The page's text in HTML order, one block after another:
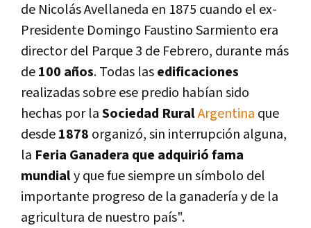
de Nicolás Avellaneda en 1875 cuando el ex-
Presidente Domingo Faustino Sarmiento era
director del Parque 3 de Febrero, durante más
de100 años. Todas lasedificaciones
realizadas sobre ese predio habí­an sido
hechas por laSociedad RuralArgentina que
desde1878 organizó, sin interrupción alguna,
la Feria Ganadera que adquirió fama
mundialy que fue siempre un sí­mbolo del
importante progreso de la ganaderí­a y de la
agricultura de nuestro paí­s".